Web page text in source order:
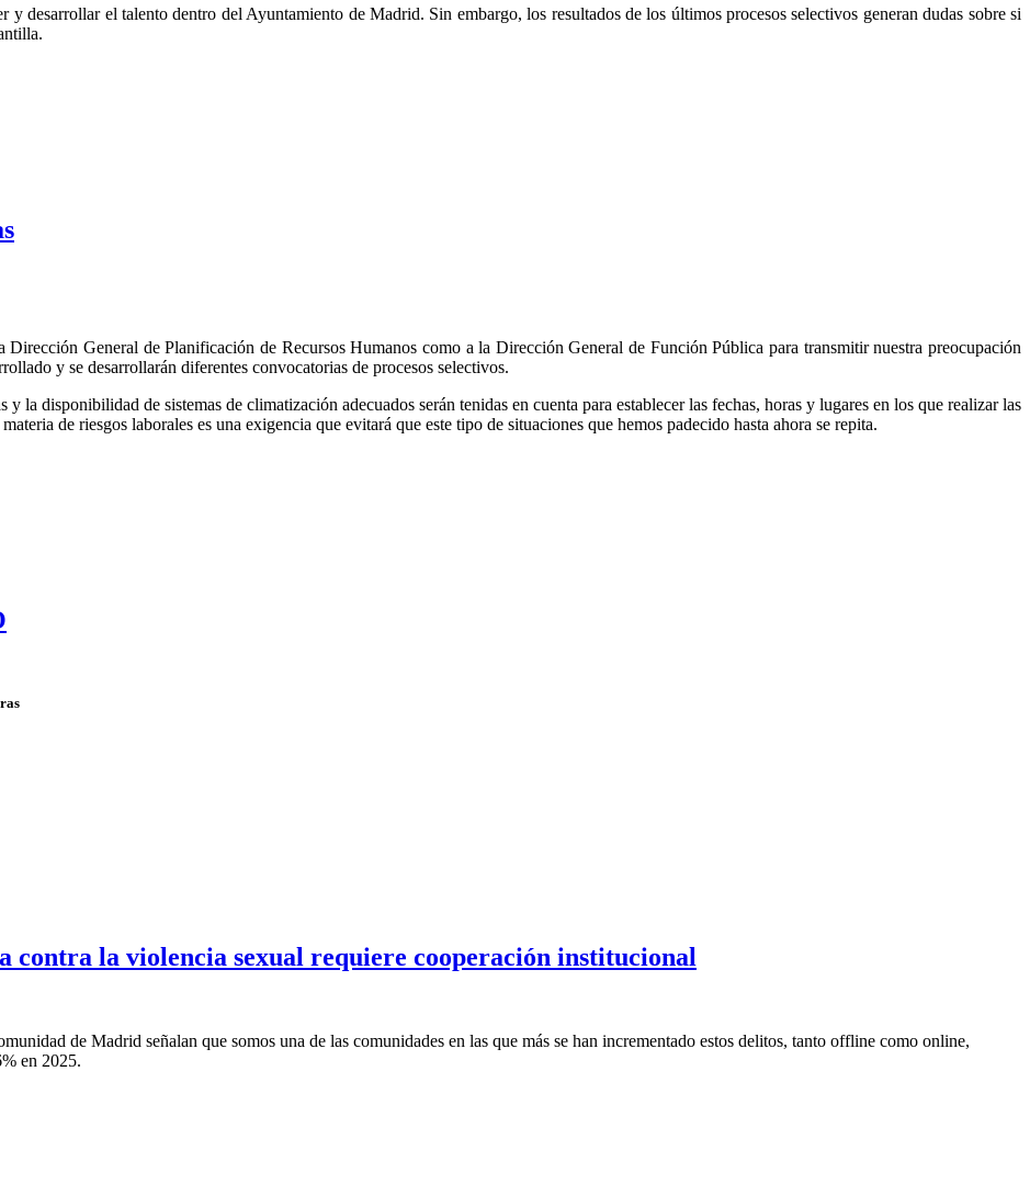
y desarrollar el talento dentro del Ayuntamiento de Madrid. Sin embargo, los resultados de los últimos procesos selectivos generan dudas sobre si
Dirección General de Planificación de Recursos Humanos como a la Dirección General de Función Pública para transmitir nuestra preocupación
y se desarrollarán diferentes convocatorias de procesos selectivos.
y la disponibilidad de sistemas de climatización adecuados serán tenidas en cuenta para establecer las fechas, horas y lugares en los que realizar las
de riesgos laborales es una exigencia que evitará que este tipo de situaciones que hemos padecido hasta ahora se repita.
la violencia sexual requiere cooperación institucional
de Madrid señalan que somos una de las comunidades en las que más se han incrementado estos delitos, tanto offline como online,
en 2025.